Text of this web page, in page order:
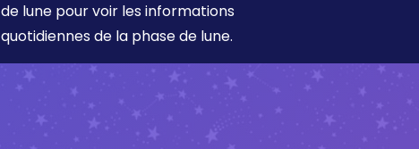
de lune pour voir les informations
quotidiennes de la phase de lune.